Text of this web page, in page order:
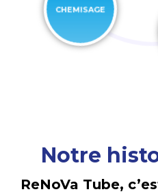
CHEMISAGE
Notre
ReNoVa Tube,